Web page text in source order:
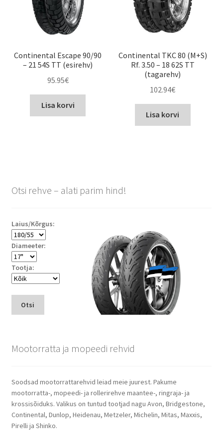
Continental Escape 90/90
– 21 54S TT (esirehv)
95.95€
Lisa korvi
Continental TKC 80 (M+S)
Rf. 3.50 – 18 62S TT
(tagarehv)
102.94€
Lisa korvi
Otsi rehve – alati parim hind!
Laius/Kõrgus:
Diameeter:
Tootja:
Otsi
Mootorratta ja mopeedi rehvid
Soodsad mootorrattarehvid leiad meie juurest. Pakume
mootorratta-, mopeedi- ja rollerirehve maantee-, ringraja- ja
krossisõiduks. Valikus on tuntud tootjad nagu Avon, Bridgestone,
Continental, Dunlop, Heidenau, Metzeler, Michelin, Mitas, Maxxis,
Pirelli ja Shinko.